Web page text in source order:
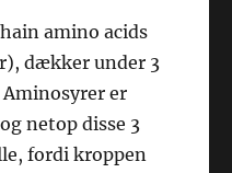
amino acids
dækker under 3
er
netop disse 3
fordi kroppen